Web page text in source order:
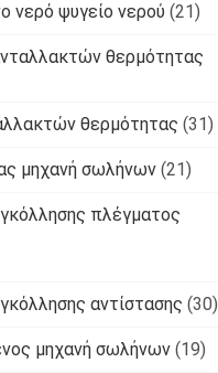
νερό ψυγείο νερού (21)
θερμότητας
θερμότητας (31)
μηχανή σωλήνων (21)
πλέγματος
αντίστασης (30)
μηχανή σωλήνων (19)